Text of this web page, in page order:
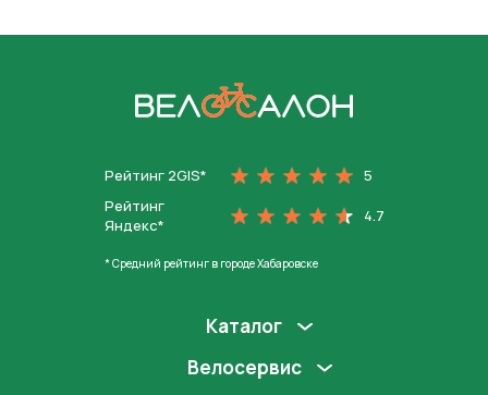
Рейтинг 2GIS*
5
Рейтинг
Яндекс*
4.7
* Средний рейтинг в городе Хабаровске
Каталог
Велосервис